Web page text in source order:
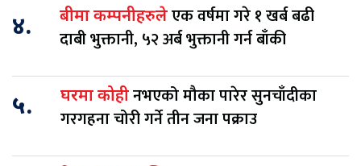
४. बीमा कम्पनीहरुलेएक वर्षमा गरे १ खर्ब बढी
दाबी भुक्तानी, ५२ अर्ब भुक्तानी गर्न बाँकी
५. घरमा कोहीनभएको मौका पारेर सुनचाँदीका
गरगहना चोरी गर्ने तीन जना पक्राउ